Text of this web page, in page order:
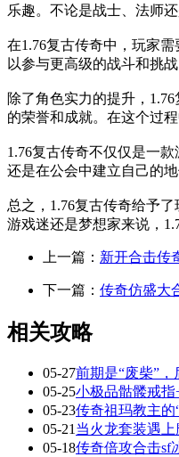
乐趣。不论是战士、法师
在1.76复古传奇中，玩家
以参与更高级的战斗和挑
除了角色实力的提升，
的荣誉和成就。在这个过
1.76复古传奇不仅仅是一
还是在公会中建立自己的
总之，1.76复古传奇给予
游戏迷还是梦想家来说，
上一篇： 新开合击传
下一篇： 传奇仿盛大
相关攻略
05-27前期是“废柴”
05-25小极品骷髅戒
05-23传奇祖玛教主的
05-21 当火龙套装遇
05-18传奇倍攻合击sf